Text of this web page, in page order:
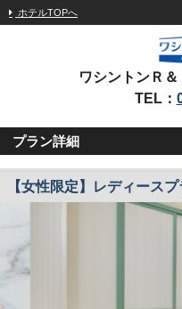
ホテルTOPへ
ワシントンＲ
TEL：
プラン詳細
【女性限定】レディースプ